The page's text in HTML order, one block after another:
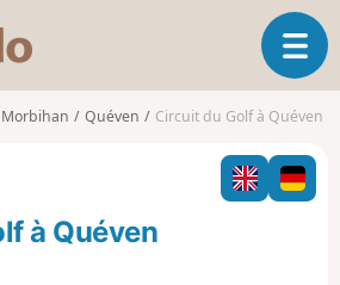
s
o
o
O
u
v
i
r
l
Morbihan Quéven Circuit du Golf à Quéven
à Quéven